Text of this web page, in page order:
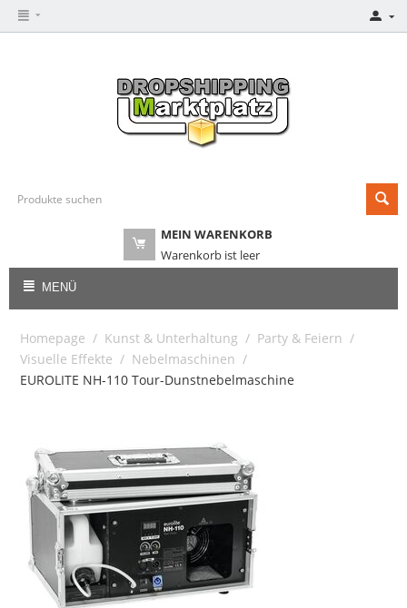
MEIN WARENKORB
Warenkorb ist leer
MENÜ
Homepage / Kunst & Unterhaltung / Party & Feiern /
Visuelle Effekte / Nebelmaschinen /
EUROLITE NH-110 Tour-Dunstnebelmaschine